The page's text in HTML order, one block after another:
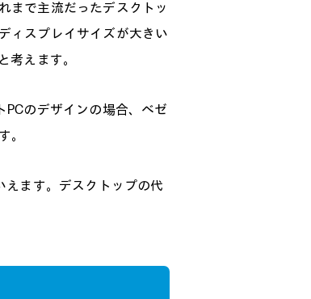
まで主流だったデスクトッ
ィスプレイサイズが大きい
考えます。
のデザインの場合、ベゼ
。
えます。デスクトップの代